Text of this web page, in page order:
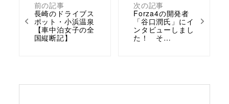
前の記事
長崎のドライブス
ポット・小浜温泉
【車中泊女子の全
国縦断記】
次の記事
Forza4の開発者
「谷口潤氏」にイ
ンタビューしまし
た！ そ…